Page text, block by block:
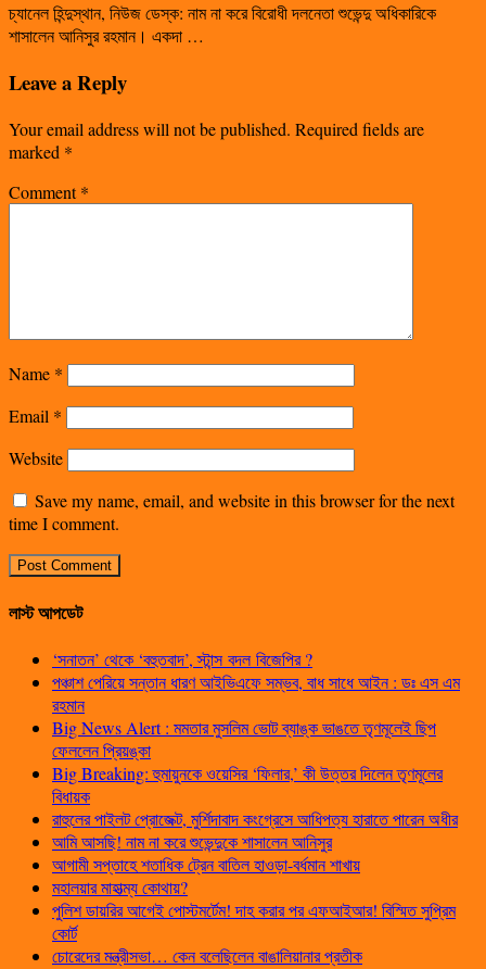
চ্যানেল হিন্দুস্থান, নিউজ ডেস্ক: নাম না করে বিরোধী দলনেতা শুভেন্দু অধিকারিকে
শাসালেন আনিসুর রহমান। একদা …
Leave a Reply
Your email address will not be published. Required fields are
marked *
Comment*
Name *
Email *
Website
Save my name, email, and website in this browser for the next
time I comment.
লাস্ট আপডেট
‘সনাতন’ থেকে ‘বহুতবাদ’, স্টান্স বদল বিজেপির ?
পঞ্চাশ পেরিয়ে সন্তান ধারণ আইভিএফে সম্ভব, বাধ সাধে আইন : ডঃ এস এম
রহমান
Big News Alert : মমতার মুসলিম ভোট ব্যাঙ্ক ভাঙতে তৃণমূলেই ছিপ
ফেললেন প্রিয়ঙ্কা
Big Breaking: হুমায়ুনকে ওয়েসির ‘ফিলার,’ কী উত্তর দিলেন তৃণমূলের
বিধায়ক
রাহুলের পাইলট প্রোজেক্ট, মুর্শিদাবাদ কংগ্রেসে আধিপত্য হারাতে পারেন অধীর
আমি আসছি! নাম না করে শুভেন্দুকে শাসালেন আনিসুর
আগামী সপ্তাহে শতাধিক ট্রেন বাতিল হাওড়া-বর্ধমান শাখায়
মহালয়ার মাহাত্ম্য কোথায়?
পুলিশ ডায়রির আগেই পোস্টমর্টেম! দাহ করার পর এফআইআর! বিস্মিত সুপ্রিম
কোর্ট
চোরেদের মন্ত্রীসভা… কেন বলেছিলেন বাঙালিয়ানার প্রতীক